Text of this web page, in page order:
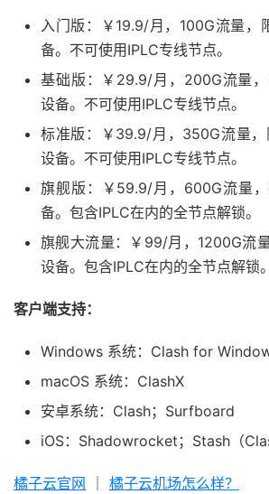
入门版：￥19.9/月，100G流量，
备。不可使用IPLC专线节点。
基础版：￥29.9/月，200G流量
设备。不可使用IPLC专线节点。
标准版：￥39.9/月，350G流量
设备。不可使用IPLC专线节点。
旗舰版：￥59.9/月，600G流量
备。包含IPLC在内的全节点解锁。
旗舰大流量：￥99/月，1200G流
设备。包含IPLC在内的全节点解锁。
客户端支持：
Windows 系统：Clash for
macOS 系统：ClashX
安卓系统：Clash；Surfboard
iOS：Shadowrocket；Stash（
橘子云官网 橘子云机场怎么样？